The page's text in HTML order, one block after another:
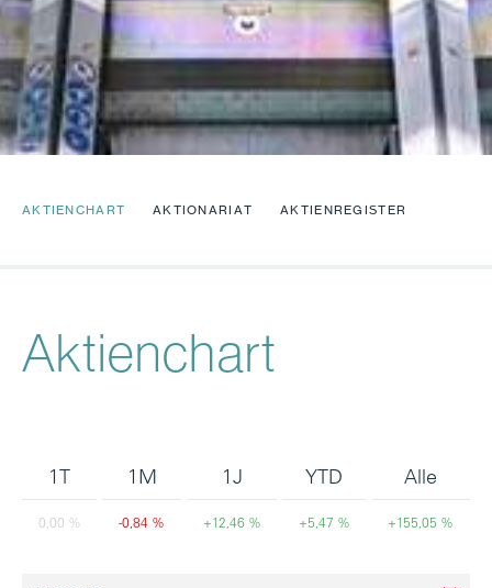
AKTIENCHART AKTIONARIAT AKTIENREGISTER
Aktienchart